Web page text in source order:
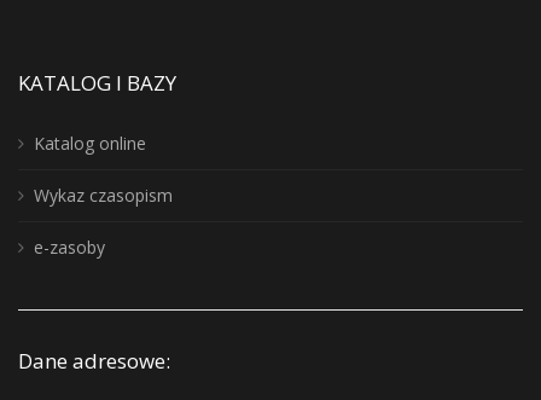
KATALOG I BAZY
Katalog online
Wykaz czasopism
e-zasoby
Dane adresowe: